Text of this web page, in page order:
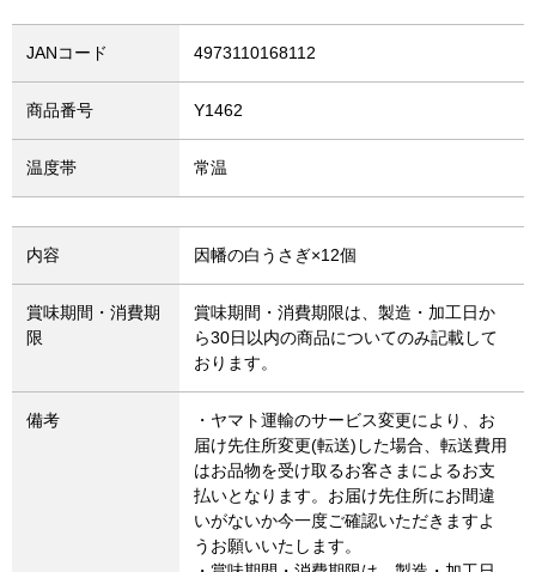
JANコード 4973110168112
商品番号 Y1462
温度帯 常温
内容 因幡の白うさぎ×12個
賞味期間・消費期
限
賞味期間・消費期限は、製造・加工日か
ら30日以内の商品についてのみ記載して
おります。
備考
・ヤマト運輸のサービス変更により、お
届け先住所変更(転送)した場合、転送費用
はお品物を受け取るお客さまによるお支
払いとなります。お届け先住所にお間違
いがないか今一度ご確認いただきますよ
うお願いいたします。